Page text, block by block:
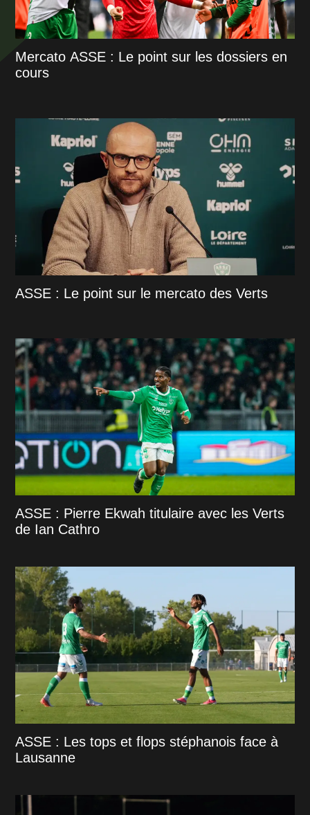
Mercato ASSE : Le point sur les dossiers en
cours
ASSE : Le point sur le mercato des Verts
ASSE : Pierre Ekwah titulaire avec les Verts
de Ian Cathro
ASSE : Les tops et flops stéphanois face à
Lausanne